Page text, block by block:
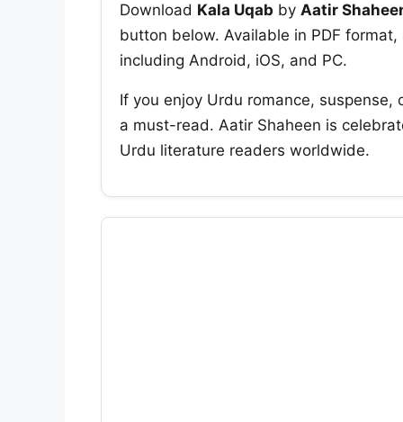
Download Kala Uqab by Aatir
button below. Available in PDF
including Android, iOS, and PC.
If you enjoy Urdu romance, suspense,
a must-read. Aatir Shaheen is
Urdu literature readers worldwide.